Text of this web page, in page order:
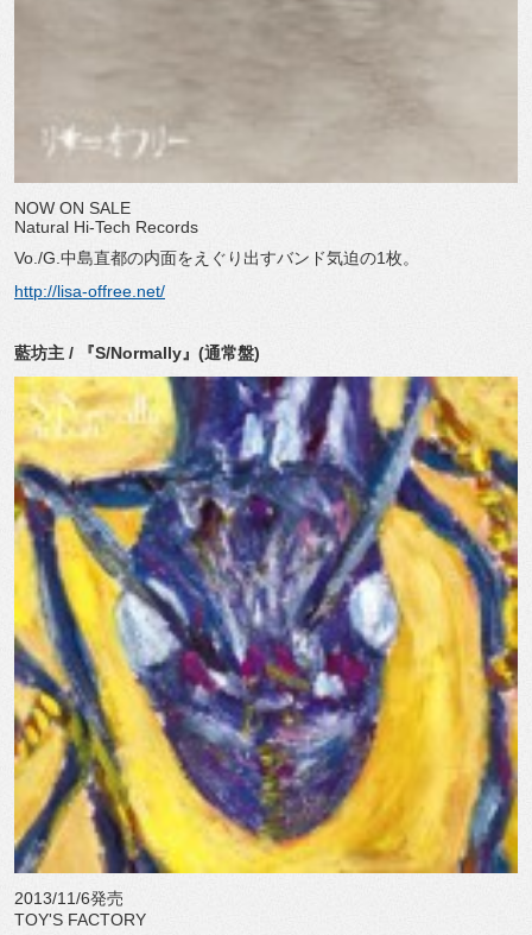
NOW ON SALE
Natural Hi-Tech Records
Vo./G.中島直都の内面をえぐり出すバンド気迫の1枚。
http://lisa-offree.net/
藍坊主 / 『S/Normally』(通常盤)
2013/11/6発売
TOY'S FACTORY